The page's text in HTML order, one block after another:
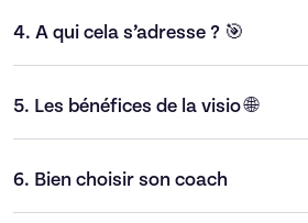
4. A qui cela s’adresse ? 🎯
5. Les bénéfices de la visio 🌐
6. Bien choisir son coach